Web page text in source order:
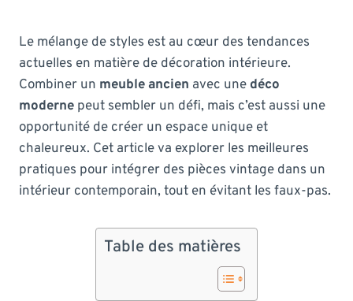
Le mélange de styles est au cœur des tendances
actuelles en matière de décoration intérieure.
Combiner un meuble ancien avec une déco
moderne peut sembler un défi, mais c’est aussi une
opportunité de créer un espace unique et
chaleureux. Cet article va explorer les meilleures
pratiques pour intégrer des pièces vintage dans un
intérieur contemporain, tout en évitant les faux-pas.
Table des matières